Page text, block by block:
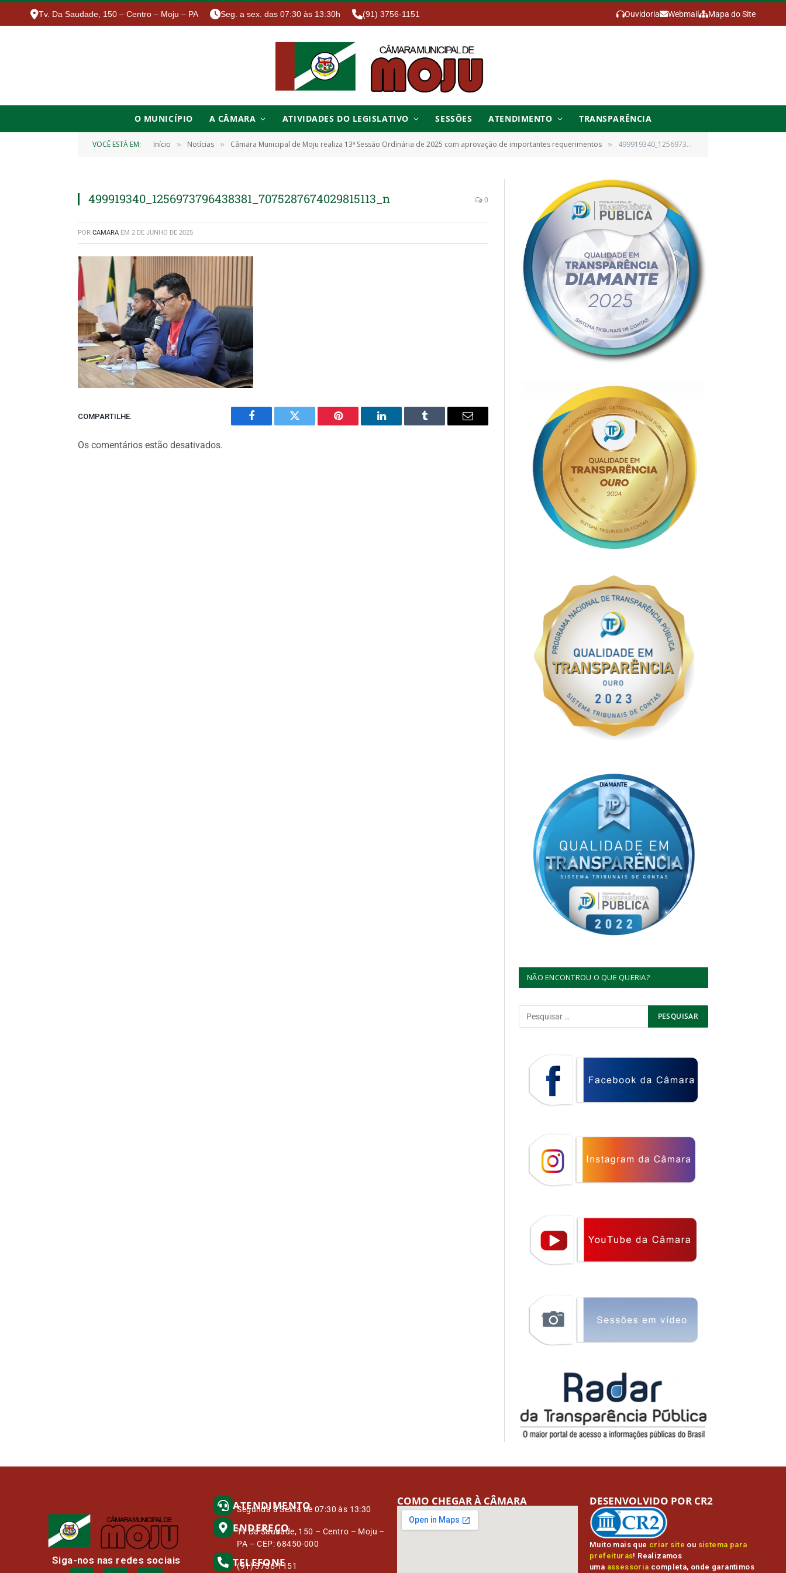
Tv. Da Saudade, 150 – Centro – Moju – PA Seg. a sex. das 07:30 às 13:30h (91) 3756-1151 Ouvidoria Webmail Mapa do Site
O MUNICÍPIO A CÂMARA ATIVIDADES DO LEGISLATIVO SESSÕES ATENDIMENTO TRANSPARÊNCIA
VOCÊ ESTÁ EM: Início » Notícias » Câmara Municipal de Moju realiza 13ª Sessão Ordinária de 2025 com aprovação de importantes requerimentos » 499919340_1256973796438381_7075287674029815113_n
499919340_1256973796438381_7075287674029815113_n 0
POR CAMARA EM 2 DE JUNHO DE 2025
COMPARTILHE.
Facebook Twitter Pinterest
O
Tumblr
E-
Os comentários estão desativados.
NÃO ENCONTROU O QUE QUERIA?
Siga-nos nas redes sociais
ATENDIMENTO
Segunda à Sexta de 07:30 às 13:30
ENDEREÇO
Tv Da Saudade, 150 – Centro – Moju –
PA – CEP: 68450-000
TELEFONE
(91) 3756-1151
COMO CHEGAR À CÂMARA
Muito mais que criar site ou sistema para
prefeituras! Realizamos
uma assessoria completa, onde garantimos
DESENVOLVIDO POR CR2